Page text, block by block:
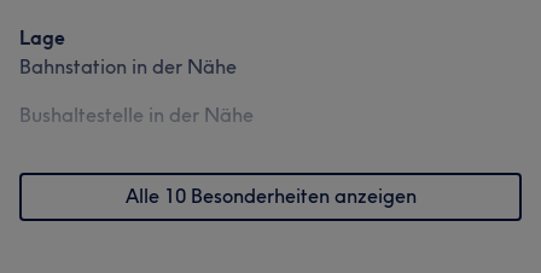
Lage
Bahnstation in der Nähe
Bushaltestelle in der Nähe
Alle 10 Besonderheiten anzeigen